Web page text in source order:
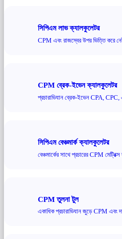
সিপিএম লাভ ক্যালকুলেটর
CPM এবং রাজস্বের উপর ভিত্তি করে
CPM ব্রেক-ইভেন ক্যালকুলেটর
প্রচারাভিযান ব্রেক-ইভেন CPA, CPC,
সিপিএম বেঞ্চমার্ক ক্যালকুলেটর
বেঞ্চমার্কের সাথে প্রচারের CPM
CPM তুলনা টুল
একাধিক প্রচারাভিযান জুড়ে CPM এবং